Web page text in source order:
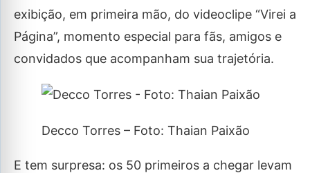
exibição, em primeira mão, do videoclipe “Virei a
Página”, momento especial para fãs, amigos e
convidados que acompanham sua trajetória.
Decco Torres – Foto: Thaian Paixão
E tem surpresa: os 50 primeiros a chegar levam